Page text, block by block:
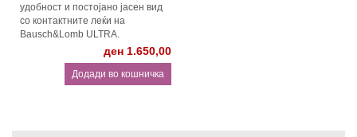
удобност и постојано јасен вид
со контактнитe леќи на
Bausch&Lomb ULTRA.
ден 1.650,00